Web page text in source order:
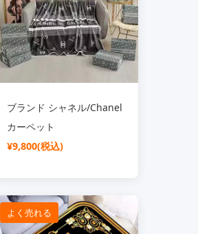
ブランド シャネル/Chanel
カーペット
¥9,800(税込)
よく売れる